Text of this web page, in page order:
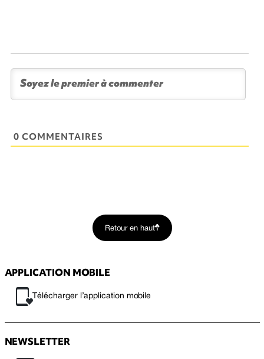
0 COMMENTAIRES
Retour en haut
APPLICATION MOBILE
Télécharger l’application mobile
NEWSLETTER